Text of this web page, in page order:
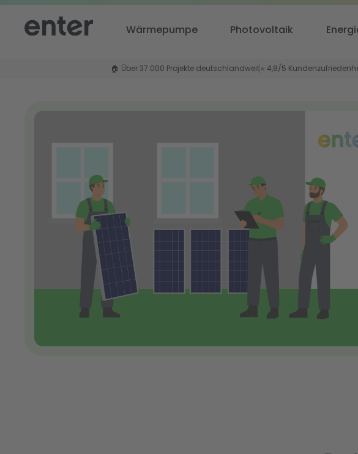
Wärmepumpe Photovoltaik
🏠 Über 37.000 Projekte deutschlandweit⭐ 4,8/5